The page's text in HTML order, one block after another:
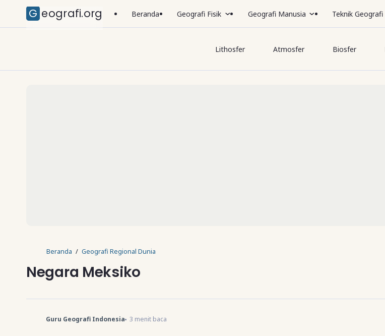
Geografi.org Beranda Geografi Fisik Geografi Manusia Teknik Geografi
Lithosfer Atmosfer Biosfer
Beranda Geografi Regional Dunia
Negara Meksiko
Guru Geografi Indonesia 3 menit baca